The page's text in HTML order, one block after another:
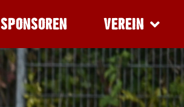
SPONSOREN VEREIN